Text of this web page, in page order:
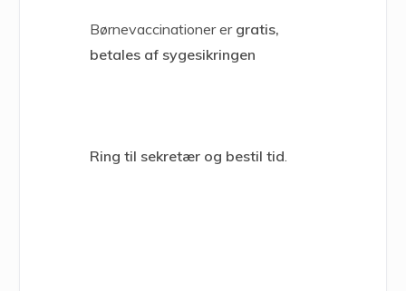
Børnevaccinationer er gratis,
betales af sygesikringen
Ring til sekretær og bestil tid